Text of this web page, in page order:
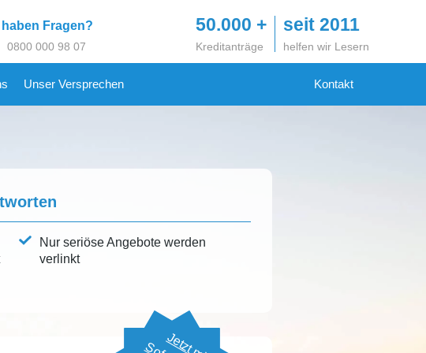
Fragen?
0800 000 98 07
50.000 +
Kreditanträge
seit 2011
helfen wir Lesern
Unser Versprechen Kontakt
Nur seriöse Angebote werden
verlinkt